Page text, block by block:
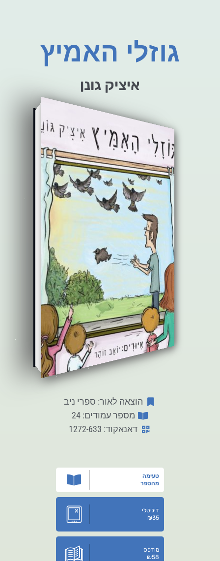
גוזלי האמיץ
איציק גונן
הוצאה לאור: ספרי ניב
מספר עמודים: 24
דאנאקוד: 1272-633
טעימה
מהספר
דיגיטלי
₪35
מודפס
₪58